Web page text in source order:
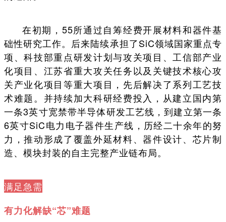
在初期，55所通过自筹经费开展材料和器件基
础性研究工作。后来陆续承担了SiC领域国家重点专
项、科技部重点研发计划与攻关项目、工信部产业
化项目、江苏省重大攻关任务以及关键技术核心攻
关产业化项目等重大项目，先后解决了系列工艺技
术难题。并持续加大科研经费投入，从建立国内第
一条3英寸宽禁带半导体研发工艺线，到建立第一条
6英寸SiC电力电子器件生产线，历经二十余年的努
力，推动形成了覆盖外延材料、器件设计、芯片制
造、模块封装的自主完整产业链布局。
满足急需
有力化解缺“芯”难题